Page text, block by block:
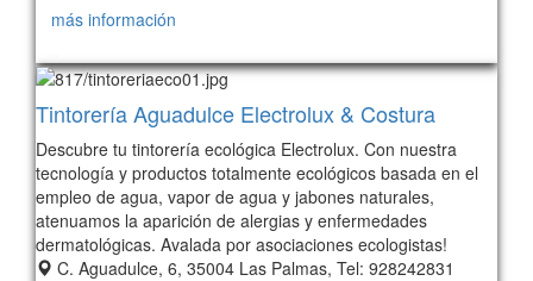
más información
Tintorería Aguadulce Electrolux & Costura
Descubre tu tintorería ecológica Electrolux. Con nuestra
tecnología y productos totalmente ecológicos basada en el
empleo de agua, vapor de agua y jabones naturales,
atenuamos la aparición de alergias y enfermedades
dermatológicas. Avalada por asociaciones ecologistas!
C. Aguadulce, 6, 35004 Las Palmas, Tel: 928242831